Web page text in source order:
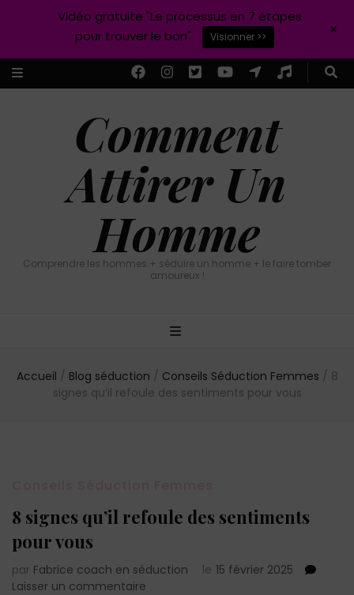
Comment
Attirer Un
Homme
Comprendre les hommes + séduire un homme + le faire tomber
amoureux !
Accueil / Blog séduction / Conseils Séduction Femmes / 8
signes qu’il refoule des sentiments pour vous
8 signes qu’il refoule des sentiments
pour vous
par Fabrice coach en séduction le 15 février 2025
Laisser un commentaire
Vidéo gratuite "Le processus en 7 étapes
pour trouver le bon"
Visionner >> +